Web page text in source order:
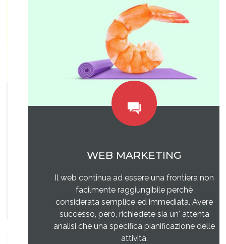
WEB MARKETING
Il web continua ad essere una frontiera non
facilmente raggiungibile perchè
considerata semplice ed immediata. Avere
successo, però, richiedete sia un' attenta
analisi che una specifica pianificazione delle
attività.